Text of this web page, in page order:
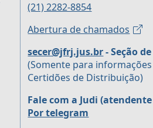
(21) 2282-8854
Abertura de chamados
secer@jfrj.jus.br- Seção
(Somente para
Certidões de Distribuição)
Fale com a Judi
Por telegram